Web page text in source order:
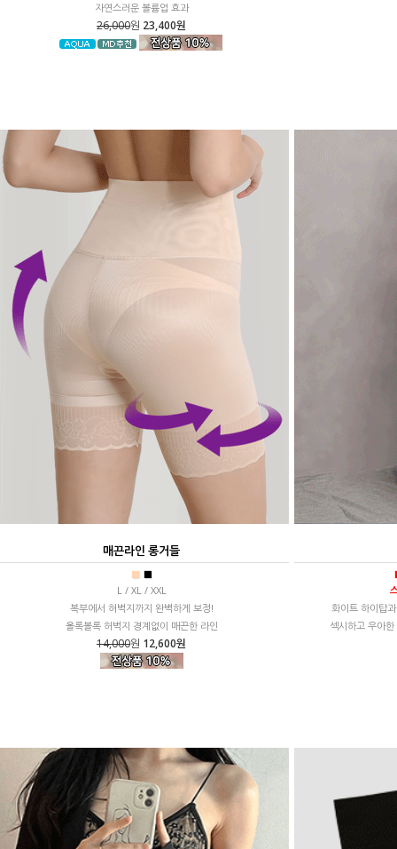
자연스러운 볼륨업 효과
26,000원 23,400원
매끈라인 롱거들
■ ■
L / XL / XXL
복부에서 허벅지까지 완벽하게 보정!
올록볼록 허벅지 경계없이 매끈한 라인
14,000원 12,600원
화이트 하이탑
섹시하고 우아